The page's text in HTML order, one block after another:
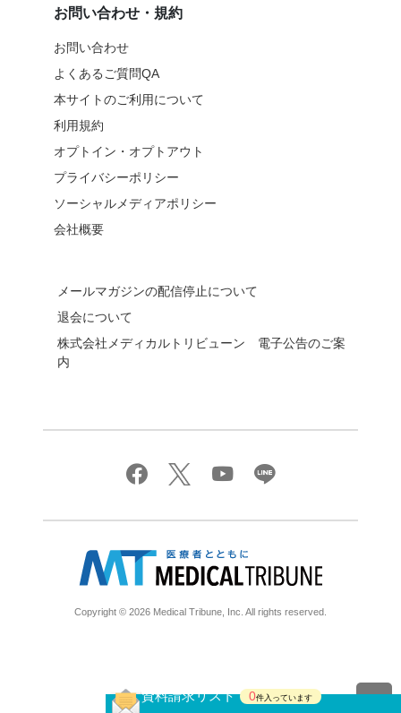
資料請求リスト 0件入っています
お問い合わせ・規約
お問い合わせ
よくあるご質問QA
本サイトのご利用について
利用規約
オプトイン・オプトアウト
プライバシーポリシー
ソーシャルメディアポリシー
会社概要
メールマガジンの配信停止について
退会について
株式会社メディカルトリビューン 電子公告のご案
内
Copyright © 2026 Medical Tribune, Inc. All rights reserved.